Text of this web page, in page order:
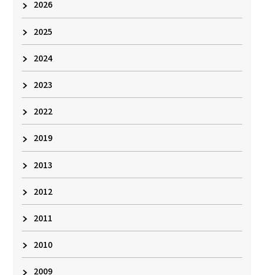
2026
2025
2024
2023
2022
2019
2013
2012
2011
2010
2009